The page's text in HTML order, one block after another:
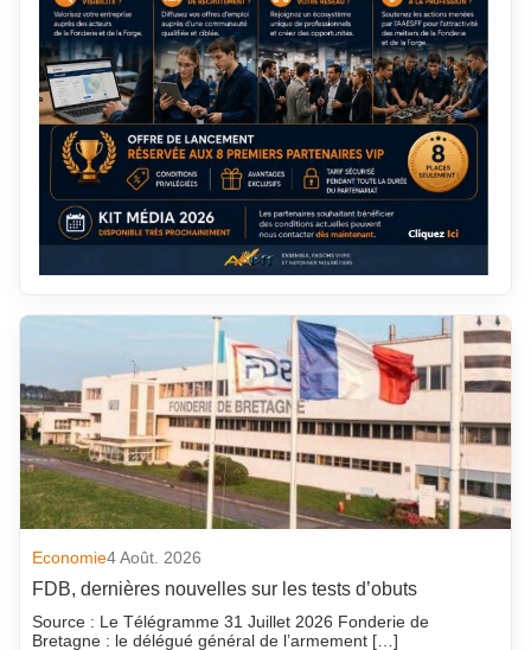
Economie4 Août. 2026
FDB, dernières nouvelles sur les tests d’obuts
Source : Le Télégramme 31 Juillet 2026 Fonderie de
Bretagne : le délégué général de l’armement […]